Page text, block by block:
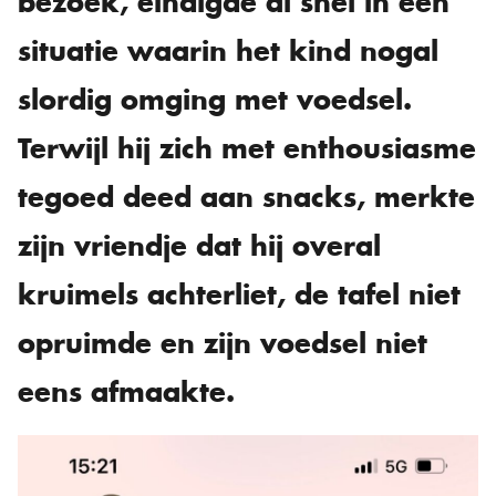
situatie waarin het kind nogal
slordig omging met voedsel.
Terwijl hij zich met enthousiasme
tegoed deed aan snacks, merkte
zijn vriendje dat hij overal
kruimels achterliet, de tafel niet
opruimde en zijn voedsel niet
eens afmaakte.